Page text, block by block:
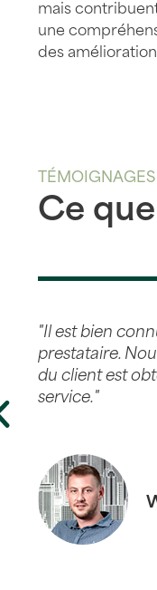
mais
une
des
TÉMOIGNAGES
Ce
"Il est bien
prestataire.
du client est
service."